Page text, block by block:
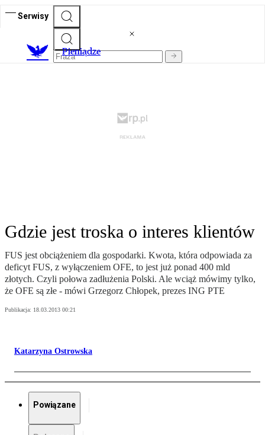
Serwisy
Pieniądze
Gdzie jest troska o interes klientów
FUS jest obciążeniem dla gospodarki. Kwota, która odpowiada za
deficyt FUS, z wyłączeniem OFE, to jest już ponad 400 mld
złotych. Czyli połowa zadłużenia Polski. Ale wciąż mówimy tylko,
że OFE są złe - mówi Grzegorz Chłopek, prezes ING PTE
Publikacja: 18.03.2013 00:21
Katarzyna Ostrowska
Powiązane